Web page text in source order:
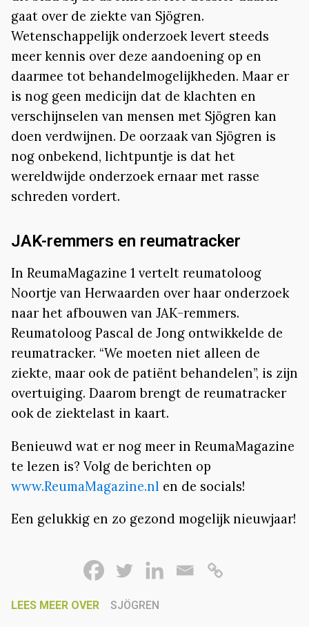
gaat over de ziekte van Sjögren.
Wetenschappelijk onderzoek levert steeds
meer kennis over deze aandoening op en
daarmee tot behandelmogelijkheden. Maar er
is nog geen medicijn dat de klachten en
verschijnselen van mensen met Sjögren kan
doen verdwijnen. De oorzaak van Sjögren is
nog onbekend, lichtpuntje is dat het
wereldwijde onderzoek ernaar met rasse
schreden vordert.
JAK-remmers en reumatracker
In ReumaMagazine 1 vertelt reumatoloog
Noortje van Herwaarden over haar onderzoek
naar het afbouwen van JAK-remmers.
Reumatoloog Pascal de Jong ontwikkelde de
reumatracker. “We moeten niet alleen de
ziekte, maar ook de patiënt behandelen”, is zijn
overtuiging. Daarom brengt de reumatracker
ook de ziektelast in kaart.
Benieuwd wat er nog meer in ReumaMagazine
te lezen is? Volg de berichten op
www.ReumaMagazine.nl en de socials!
Een gelukkig en zo gezond mogelijk nieuwjaar!
LEES MEER OVER SJÖGREN